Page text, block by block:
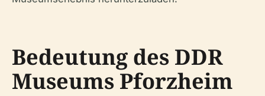
Bedeutung des DDR
Museums Pforzheim